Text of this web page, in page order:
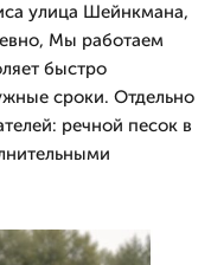
улица Шейнкмана,
Мы работаем
быстро
сроки. Отдельно
речной песок в